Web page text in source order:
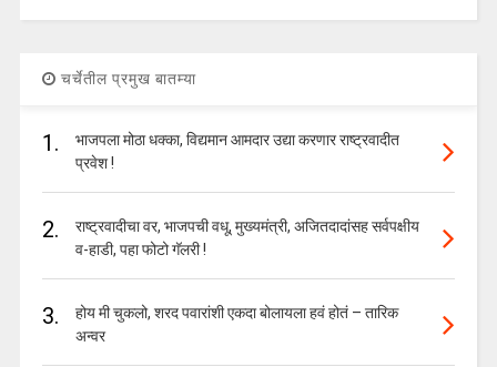
चर्चेतील प्रमुख बातम्या
1.
भाजपला मोठा धक्का, विद्यमान आमदार उद्या करणार राष्ट्रवादीत
प्रवेश !
2.
राष्ट्रवादीचा वर, भाजपची वधू, मुख्यमंत्री, अजितदादांसह सर्वपक्षीय
व-हाडी, पहा फोटो गॅलरी !
3.
होय मी चुकलो, शरद पवारांशी एकदा बोलायला हवं होतं – तारिक
अन्वर